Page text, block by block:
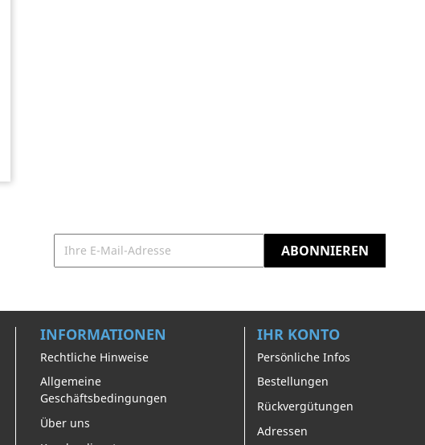
INFORMATIONEN
Rechtliche Hinweise
Allgemeine
Geschäftsbedingungen
Über uns
IHR KONTO
Persönliche Infos
Bestellungen
Rückvergütungen
Adressen